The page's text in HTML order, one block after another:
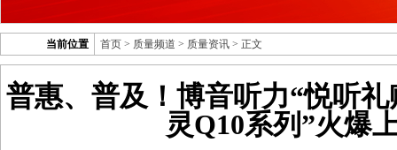
当前位置 首页 > 质量频道 > 质量资讯 > 正文
普惠、普及！博音听力“悦听
灵Q10系列”火爆